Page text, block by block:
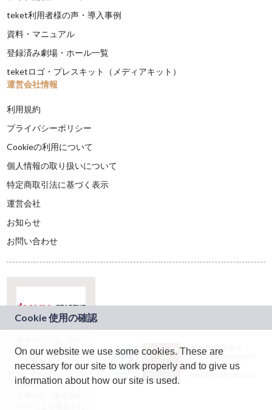
teket利用者様の声・導入事例
資料・マニュアル
登録済み劇場・ホール一覧
teketロゴ・プレスキット（メディアキット）
運営会社情報
利用規約
プライバシーポリシー
Cookieの利用について
個人情報の取り扱いについて
特定商取引法に基づく表示
運営会社
お知らせ
お問い合わせ
ドコモグループの新
規事業創出プログラ
ム「docomo
STARTUP」を通じて
JASRAC許諾番号：
9024936001Y45037
JASRAC許諾番号：
On our website we use some cookies. These are
necessary for our site to work properly and to give us
information about how our site is used.